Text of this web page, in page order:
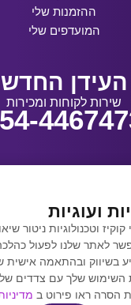
ההזמנות שלי
המועדפים שלי
העידן החדש
שירות לקוחות ומכירות
קידום אתרים באמצעות
Y.Y. Digital
ועוגיות
וטכנולוגיות ניטור
לאתר שלנו לפעול
בשיווק ובהתאמה אישית
שלך עם צדדים
הסרה ראו פירוט ב